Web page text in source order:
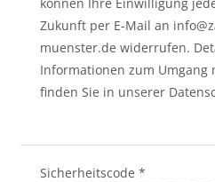
Zukunft per E-Mail an
muenster.de widerrufen.
Informationen zum Umgang
finden Sie in unserer
Sicherheitscode *